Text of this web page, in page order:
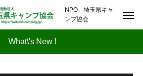
NPO 埼玉県キャ
ンプ協会
What\'s New !